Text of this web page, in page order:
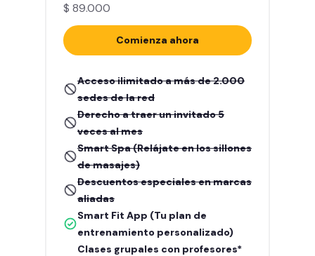
$ 89.000
Comienza ahora
Acceso ilimitado a más de 2.000
sedes de la red
Derecho a traer un invitado 5
veces al mes
Smart Spa (Relájate en los sillones
de masajes)
Descuentos especiales en marcas
aliadas
Smart Fit App (Tu plan de
entrenamiento personalizado)
Clases grupales con profesores*